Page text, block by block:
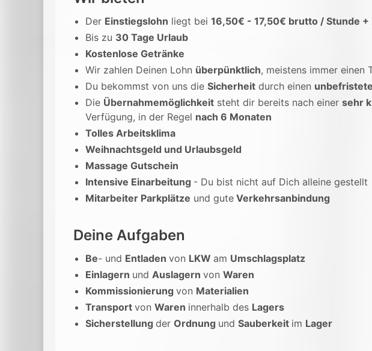
Der Einstiegslohn liegt bei 16,50€ - 17,50€ brutto / Stunde +
Bis zu 30 Tage Urlaub
Kostenlose Getränke
Wir zahlen Deinen Lohn überpünktlich, meistens immer einen
Du bekommst von uns die Sicherheit durch einen
Die Übernahmemöglichkeit steht dir bereits nach einer sehr
Verfügung, in der Regel nach 6 Monaten
Tolles Arbeitsklima
Weihnachtsgeld und Urlaubsgeld
Massage Gutschein
Intensive Einarbeitung - Du bist nicht auf Dich alleine gestellt
Mitarbeiter Parkplätze und gute Verkehrsanbindung
Deine Aufgaben
Be- und Entladen von LKW am Umschlagsplatz
Einlagern und Auslagern von Waren
Kommissionierung von Materialien
Transport von Waren innerhalb des Lagers
Sicherstellung der Ordnung und Sauberkeit im Lager